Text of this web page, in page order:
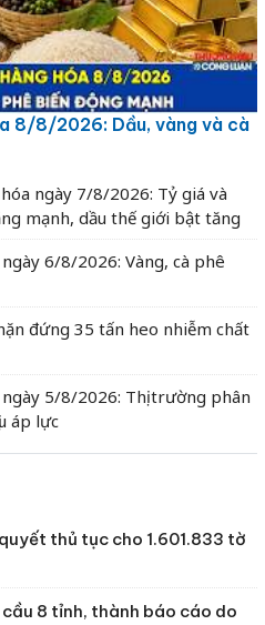
8/8/2026: Dầu, vàng và cà
ngày 7/8/2026: Tỷ giá và
mạnh, dầu thế giới bật tăng
6/8/2026: Vàng, cà phê
đứng 35 tấn heo nhiễm chất
5/8/2026: Thị trường phân
áp lực
thủ tục cho 1.601.833 tờ
8 tỉnh, thành báo cáo do